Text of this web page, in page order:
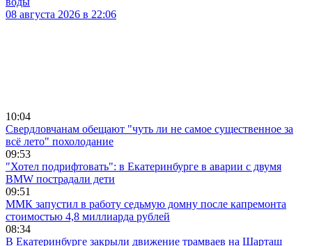
08 августа 2026 в 22:06
10:04
Свердловчанам обещают "чуть ли не самое существенное за
всё лето" похолодание
09:53
"Хотел подрифтовать": в Екатеринбурге в аварии с двумя
BMW пострадали дети
09:51
ММК запустил в работу седьмую домну после капремонта
стоимостью 4,8 миллиарда рублей
08:34
В Екатеринбурге закрыли движение трамваев на Шарташ